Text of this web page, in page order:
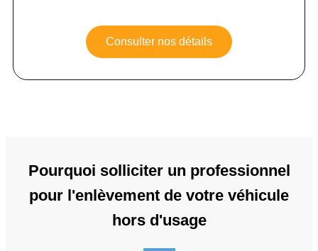
Consulter nos détails
Pourquoi solliciter un professionnel
pour l'enlèvement de votre véhicule
hors d'usage